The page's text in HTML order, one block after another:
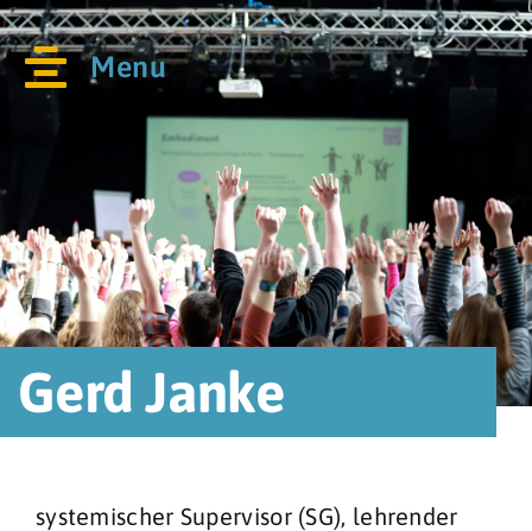
springen
Skip
to
content
Menu
Gerd Janke
systemischer Supervisor (SG), lehrender